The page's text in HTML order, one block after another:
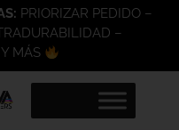
PRIORIZAR PEDIDO –
–
MÁS